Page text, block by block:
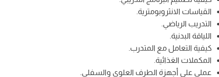
القياسات الانثروبومترية.
التدريب الرياضي.
اللياقة البدنية.
كيفية التعامل مع المتدرب.
المكملات الغذائية.
عملي على أجهزة الطرف العلوي والسفلي.